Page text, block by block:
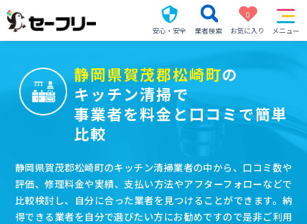
安心・安全 業者検索
0
お気に入り
メニュー
静岡県賀茂郡松崎町の
キッチン清掃で
事業者を料金と口コミで簡単
比較
静岡県賀茂郡松崎町のキッチン清掃業者の中から、口コミ数や
評価、修理料金や実績、支払い方法やアフターフォローなどで
比較検討し、自分に合った業者を見つけることができます。納
得できる業者を自分で選びたい方にお勧めですので是非ご利用